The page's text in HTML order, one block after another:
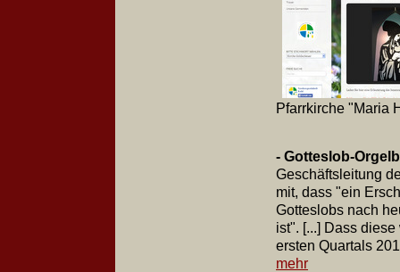
Pfarrkirche "Maria
- Gotteslob-
Geschäftsleitung
mit, dass "ein
Gotteslobs nach
ist". [...] Dass
ersten Quartals
mehr